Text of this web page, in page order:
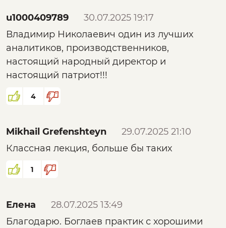
u1000409789
30.07.2025 19:17
Владимир Николаевич один из лучших
аналитиков, производственников,
настоящий народный директор и
настоящий патриот!!!
4
Mikhail Grefenshteyn
29.07.2025 21:10
Классная лекция, больше бы таких
1
Елена
28.07.2025 13:49
Благодарю. Боглаев практик с хорошими